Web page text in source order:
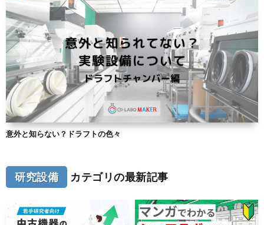
意外と知らない？ドラフトの色々
研究設備 カテゴリの最新記事